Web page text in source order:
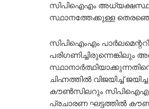
സിപിഐഎം
സ്ഥാനത്തേക്കുള്ള
സിപിഐംഎം
പരിഗണിച്ചിരുന്നെങ്കിലും
ചിഹ്നത്തില്‍ വിജയിച്ച്
കൗണ്‍സിലറും സിപിഐഎം
പ്രചാരണ ഘട്ടത്തില്‍